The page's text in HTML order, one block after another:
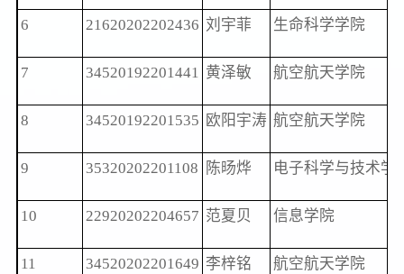
6 21620202202436 刘宇菲 生命科学学院
7 34520192201441 黄泽敏 航空航天学院
8 34520192201535 欧阳宇涛 航空航天学院
9 35320202201108 陈旸烨 电子科学与技术学
10 22920202204657 范夏贝 信息学院
11 34520202201649 李梓铭 航空航天学院